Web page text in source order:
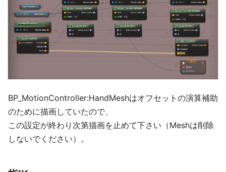
BP_MotionController:HandMeshはオフセットの演算補助
のために描画していたので、
この設定が終わり次第描画を止めて下さい（Meshは削除
しないでください）。